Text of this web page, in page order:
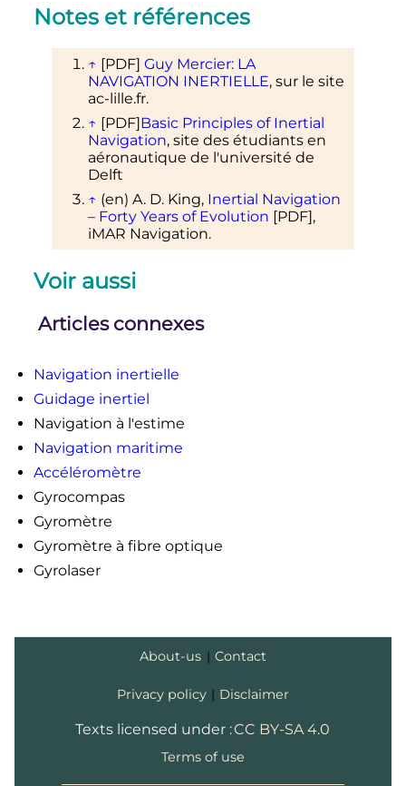
Notes et références
↑ [PDF] Guy Mercier: LA
NAVIGATION INERTIELLE, sur le site
ac-lille.fr.
↑ [PDF]Basic Principles of Inertial
Navigation, site des étudiants en
aéronautique de l'université de
Delft
↑ (en) A. D. King, Inertial Navigation
– Forty Years of Evolution [PDF],
iMAR Navigation.
Voir aussi
Articles connexes
Navigation inertielle
Guidage inertiel
Navigation à l'estime
Navigation maritime
Accéléromètre
Gyrocompas
Gyromètre
Gyromètre à fibre optique
Gyrolaser
About-us | Contact
Privacy policy | Disclaimer
Texts licensed under :CC BY-SA 4.0
Terms of use